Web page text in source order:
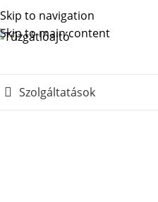
Skip to navigation
Skip to main content
Szolgáltatások